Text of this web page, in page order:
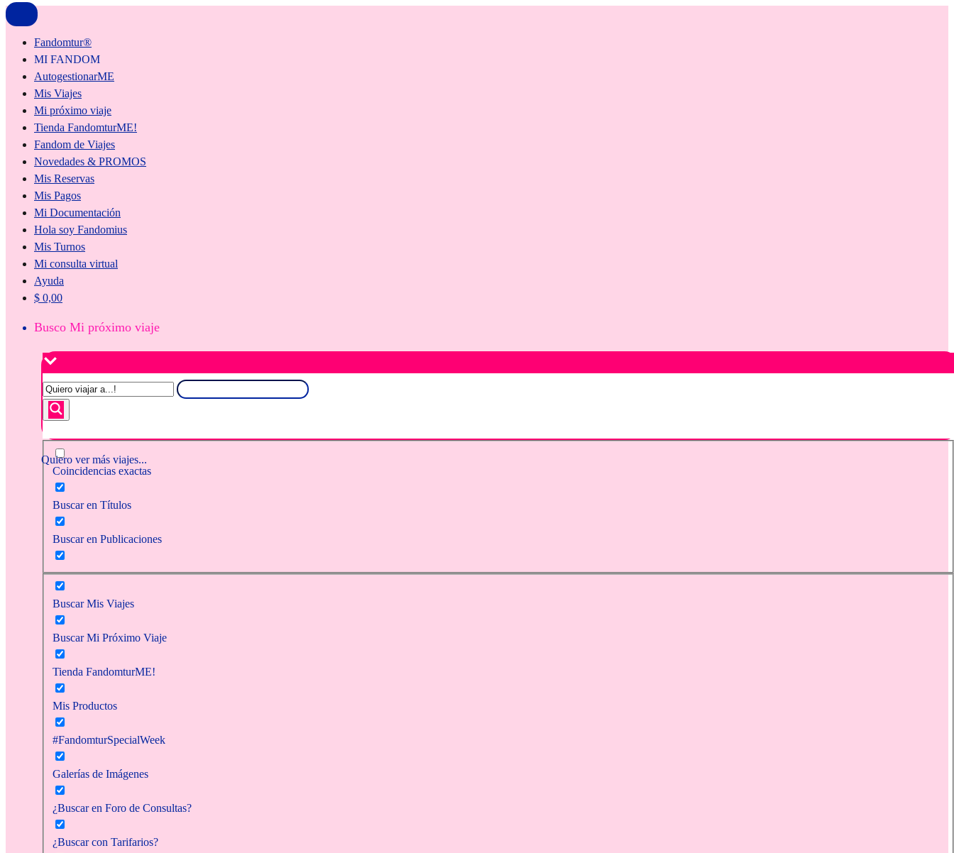
Fandomtur®
MI FANDOM
AutogestionarME
Mis Viajes
Mi próximo viaje
Tienda FandomturME!
Fandom de Viajes
Novedades & PROMOS
Mis Reservas
Mis Pagos
Mi Documentación
Hola soy Fandomius
Mis Turnos
Mi consulta virtual
Ayuda
$ 0,00
Busco Mi próximo viaje
Quiero ver más viajes...
Coincidencias exactas
Buscar en Títulos
Buscar en Publicaciones
Buscar Mis Viajes
Buscar Mi Próximo Viaje
Tienda FandomturME!
Mis Productos
#FandomturSpecialWeek
Galerías de Imágenes
¿Buscar en Foro de Consultas?
¿Buscar con Tarifarios?